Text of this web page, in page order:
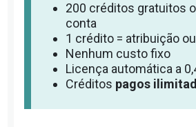
200 créditos gratuitos
conta
1 crédito = atribuição
Nenhum custo fixo
Licença automática a
Créditos pagos